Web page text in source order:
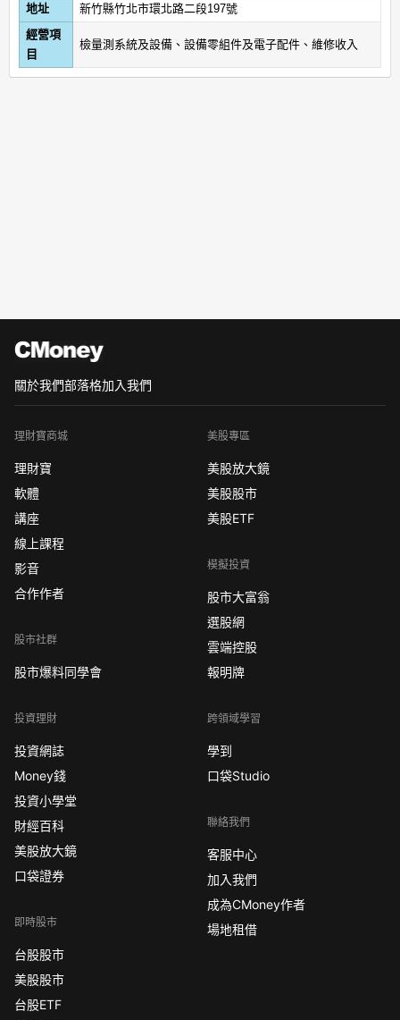
地址
新竹縣竹北市環北路二段197號
經營項
目
檢量測系統及設備、設備零組件及電子配件、維修收入
關於我們部落格加入我們
理財寶商城
理財寶
軟體
講座
線上課程
影音
合作作者
股市社群
股市爆料同學會
投資理財
投資網誌
Money錢
投資小學堂
財經百科
美股放大鏡
口袋證券
即時股市
台股股市
美股股市
台股ETF
美股專區
美股放大鏡
美股股市
美股ETF
模擬投資
股市大富翁
選股網
雲端控股
報明牌
跨領域學習
學到
口袋Studio
聯絡我們
客服中心
加入我們
成為CMoney作者
場地租借